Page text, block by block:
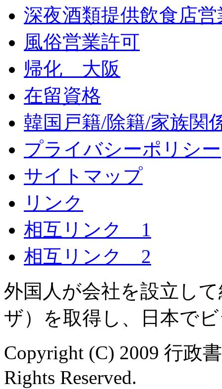
深夜酒類提供飲食店
風俗営業許可
帰化 大阪
在留資格
韓国戸籍/除籍/家族関
プライバシーポリシー
サイトマップ
リンク
相互リンク 1
相互リンク 2
外国人が会社を設立し
ザ）を取得し、日本で
Copyright (C) 2009 行政
Rights Reserved.